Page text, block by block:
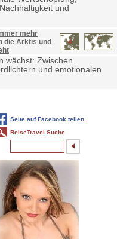
und
mehr
die Arktis und
wächst: Zwischen
und emotionalen
Seite auf Facebook teilen
ReiseTravel Suche